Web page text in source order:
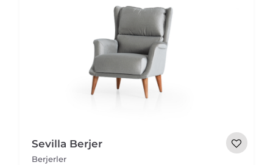
Sevilla Berjer
Berjerler